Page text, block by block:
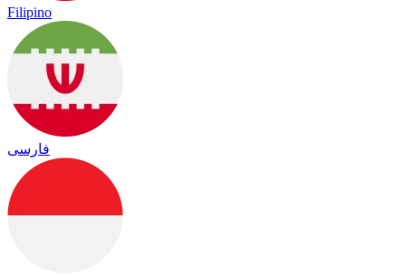
Filipino
فارسی